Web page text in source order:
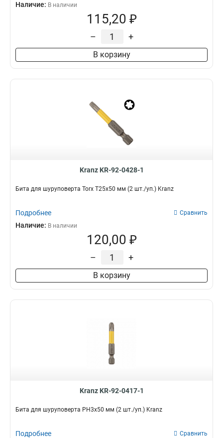
Наличие: В наличии
115,20 ₽
– +
В корзину
Kranz KR-92-0428-1
Бита для шуруповерта Torx T25х50 мм (2 шт./уп.) Kranz
Подробнее Сравнить
Наличие: В наличии
120,00 ₽
– +
В корзину
Kranz KR-92-0417-1
Бита для шуруповерта PH3х50 мм (2 шт./уп.) Kranz
Подробнее Сравнить